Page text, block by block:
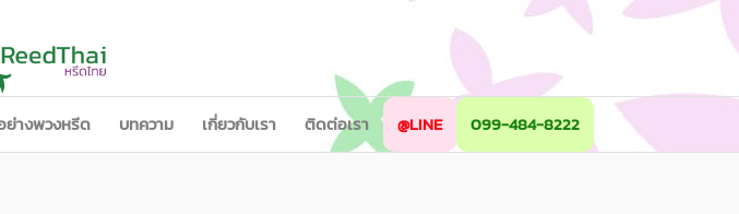
ย่างพวงหรีด บทความ เกี่ยวกับเรา ติดต่อเรา @LINE 099-484-8222